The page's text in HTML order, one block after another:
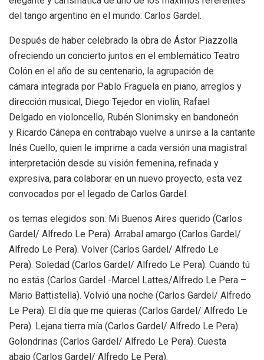
del tango argentino en el mundo: Carlos Gardel.
Después de haber celebrado la obra de Ástor Piazzolla
ofreciendo un concierto juntos en el emblemático Teatro
Colón en el año de su centenario, la agrupación de
cámara integrada por Pablo Fraguela en piano, arreglos y
dirección musical, Diego Tejedor en violín, Rafael
Delgado en violoncello, Rubén Slonimsky en bandoneón
y Ricardo Cánepa en contrabajo vuelve a unirse a la cantante
Inés Cuello, quien le imprime a cada versión una magistral
interpretación desde su visión femenina, refinada y
expresiva, para colaborar en un nuevo proyecto, esta vez
convocados por el legado de Carlos Gardel.
os temas elegidos son: Mi Buenos Aires querido (Carlos
Gardel/ Alfredo Le Pera). Arrabal amargo (Carlos Gardel/
Alfredo Le Pera). Volver (Carlos Gardel/ Alfredo Le
Pera). Soledad (Carlos Gardel/ Alfredo Le Pera). Cuando tú
no estás (Carlos Gardel -Marcel Lattes/Alfredo Le Pera –
Mario Battistella). Volvió una noche (Carlos Gardel/ Alfredo
Le Pera). El día que me quieras (Carlos Gardel/ Alfredo Le
Pera). Lejana tierra mía (Carlos Gardel/ Alfredo Le Pera).
Golondrinas (Carlos Gardel/ Alfredo Le Pera). Cuesta
abajo (Carlos Gardel/ Alfredo Le Pera).